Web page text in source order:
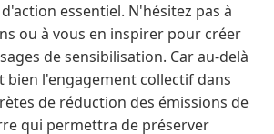
essentiel. N'hésitez pas à
ou à vous en inspirer pour créer
de sensibilisation. Car au-delà
bien l'engagement collectif dans
de réduction des émissions de
qui permettra de préserver